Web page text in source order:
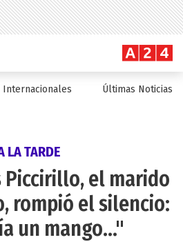
Internacionales Últimas Noticias
LA TARDE
Piccirillo, el marido
rompió el silencio:
un mango..."